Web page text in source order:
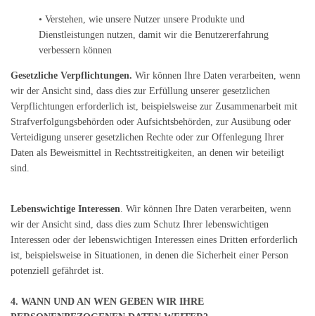
• Verstehen, wie unsere Nutzer unsere Produkte und
Dienstleistungen nutzen, damit wir die Benutzererfahrung
verbessern können
Gesetzliche Verpflichtungen. Wir können Ihre Daten verarbeiten, wenn
wir der Ansicht sind, dass dies zur Erfüllung unserer gesetzlichen
Verpflichtungen erforderlich ist, beispielsweise zur Zusammenarbeit mit
Strafverfolgungsbehörden oder Aufsichtsbehörden, zur Ausübung oder
Verteidigung unserer gesetzlichen Rechte oder zur Offenlegung Ihrer
Daten als Beweismittel in Rechtsstreitigkeiten, an denen wir beteiligt
sind.
Lebenswichtige Interessen . Wir können Ihre Daten verarbeiten, wenn
wir der Ansicht sind, dass dies zum Schutz Ihrer lebenswichtigen
Interessen oder der lebenswichtigen Interessen eines Dritten erforderlich
ist, beispielsweise in Situationen, in denen die Sicherheit einer Person
potenziell gefährdet ist.
4. WANN UND AN WEN GEBEN WIR IHRE